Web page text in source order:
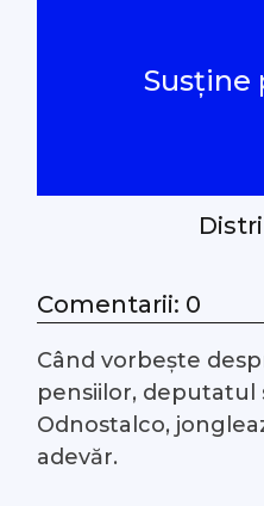
Despre noi
Contacte
Susține
Comentarii: 0
Când vorbește
pensiilor, deputatul
Odnostalco,
adevăr.